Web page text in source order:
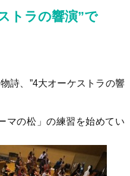
トラの響演”で
詩、”4大オーケストラの響
マの松」の練習を始めてい